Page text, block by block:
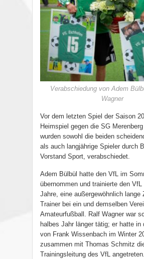
Verabschiedung von Adem
Wagner
Vor dem letzten Spiel der Saison
Heimspiel gegen die SG
wurden sowohl die beiden
als auch langjährige Spieler durch
Vorstand Sport, verabschiedet.
Adem Bülbül hatte den VfL im
übernommen und trainierte den
Jahre, eine außergewöhnlich lange
Trainer bei ein und demselben
Amateurfußball. Ralf Wagner war
halbes Jahr länger tätig; er hatte in
von Frank Wissenbach im Winter
zusammen mit Thomas Schmitz
Trainingsleitung des VfL